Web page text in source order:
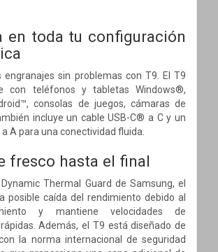
en toda tu configuración
engranajes sin problemas con T9. El T9
con teléfonos y tabletas Windows®,
consolas de juegos, cámaras de
incluye un cable USB-C® a C y un
A para una conectividad fluida.
fresco hasta el final
Thermal Guard de Samsung, el
posible caída del rendimiento debido al
y mantiene velocidades de
Además, el T9 está diseñado de
la norma internacional de seguridad